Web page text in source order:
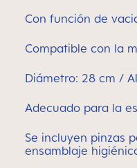
Con función de
Compatible con la
Diámetro: 28 cm /
Adecuado para la
Se incluyen pinzas
ensamblaje